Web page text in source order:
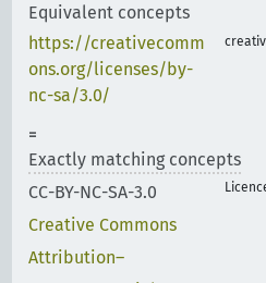
Equivalent concepts
https://creativecomm
ons.org/licenses/by-
nc-sa/3.0/
Exactly matching concepts
CC-BY-NC-SA-3.0
Creative Commons
Attribution–